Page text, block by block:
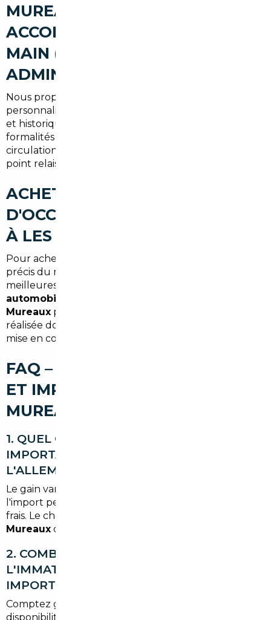
MUREAUX : UN
ACCOMPAGNEMENT CLÉ EN
MAIN (RECHERCHE,
ADMINISTRATIF, LIVRAISON)
Nous proposons un service complet : recherche
personnalisée selon vos critères, contrôle technique
et historique, négociation, logistique et gestion des
formalités pour la
circulation. Livraison possible aux Mureaux ou en
point relais proche.
ACHETER UNE VOITURE
D'OCCASION AU MEILLEUR PRIX
À LES MUREAUX (SYNTHÈSE)
Pour acheter au meilleur prix, combinez : ciblage
précis du modèle, import depuis les pays offrant les
meilleures opportunités, et recours à un
automobile Les Mureaux
Mureaux pour sécuriser l'opération. L'économie
réalisée doit tenir compte des frais d'import et de
mise en conformité.
FAQ – COURTIER AUTOMOBILE
ET IMPORT DE VOITURE À LES
MUREAUX
1. QUEL GAIN PEUT-ON ESPÉRER EN
IMPORTANT UNE VOITURE DEPUIS
L'ALLEMAGNE ?
Le gain varie selon modèle et kilométrage, mais
l'import peut réduire le prix d'achat de 5 à 20 % hors
frais. Le choix d'un
Mureaux optimise ce rapport coût/qualité.
2. COMBIEN DE TEMPS PREND
L'IMMATRICULATION D'UNE VOITURE
IMPORTÉE ?
Comptez généralement 2 à 6 semaines selon la
disponibilité des documents (quitus fiscal, certificat